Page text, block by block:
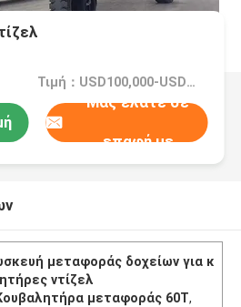
Τιμή：USD100,000-USD400,000/Unit
Μας ελάτε σε
επαφή με
μεταφοράς δοχείων για κ
ντίζελ
μεταφοράς 60T,